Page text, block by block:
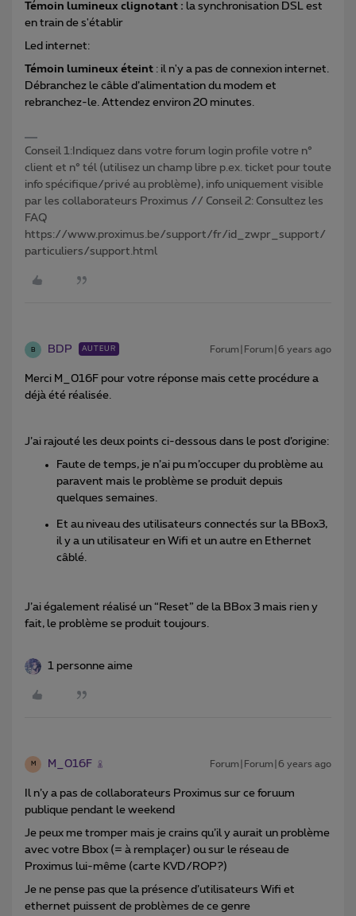
Témoin lumineux clignotant : la synchronisation DSL est
en train de s'établir
Led internet:
Témoin lumineux éteint : il n'y a pas de connexion internet.
Débranchez le câble d’alimentation du modem et
rebranchez-le. Attendez environ 20 minutes.
Conseil 1:Indiquez dans votre forum login profile votre n°
client et n° tél (utilisez un champ libre p.ex. ticket pour toute
info spécifique/privé au problème), info uniquement visible
par les collaborateurs Proximus // Conseil 2: Consultez les
FAQ
https://www.proximus.be/support/fr/id_zwpr_support/
particuliers/support.html
B BDP AUTEUR Forum|Forum|6 years ago
Merci M_016F pour votre réponse mais cette procédure a
déjà été réalisée.
J’ai rajouté les deux points ci-dessous dans le post d’origine:
Faute de temps, je n’ai pu m’occuper du problème au
paravent mais le problème se produit depuis
quelques semaines.
Et au niveau des utilisateurs connectés sur la BBox3,
il y a un utilisateur en Wifi et un autre en Ethernet
câblé.
J’ai également réalisé un “Reset” de la BBox 3 mais rien y
fait, le problème se produit toujours.
1 personne aime
M M_016F Forum|Forum|6 years ago
Il n’y a pas de collaborateurs Proximus sur ce foruum
publique pendant le weekend
Je peux me tromper mais je crains qu’il y aurait un problème
avec votre Bbox (= à remplaçer) ou sur le réseau de
Proximus lui-même (carte KVD/ROP?)
Je ne pense pas que la présence d’utilisateurs Wifi et
ethernet puissent de problèmes de ce genre